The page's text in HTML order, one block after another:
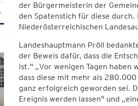
der Bürgermeisterin der
den Spatenstich für diese
Niederösterreichischen
Landeshauptmann Pröll
der Beweis dafür, dass die
ist." „Vor wenigen Tagen haben
dass diese mit mehr als
ganz erfolgreich geworden sei.
Ereignis werden lassen" und